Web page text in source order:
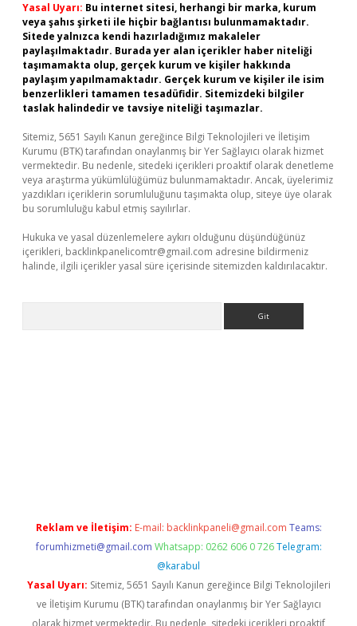
Yasal Uyarı: Bu internet sitesi, herhangi bir marka, kurum
veya şahıs şirketi ile hiçbir bağlantısı bulunmamaktadır.
Sitede yalnızca kendi hazırladığımız makaleler
paylaşılmaktadır. Burada yer alan içerikler haber niteliği
taşımamakta olup, gerçek kurum ve kişiler hakkında
paylaşım yapılmamaktadır. Gerçek kurum ve kişiler ile isim
benzerlikleri tamamen tesadüfidir. Sitemizdeki bilgiler
taslak halindedir ve tavsiye niteliği taşımazlar.
Sitemiz, 5651 Sayılı Kanun gereğince Bilgi Teknolojileri ve İletişim
Kurumu (BTK) tarafından onaylanmış bir Yer Sağlayıcı olarak hizmet
vermektedir. Bu nedenle, sitedeki içerikleri proaktif olarak denetleme
veya araştırma yükümlülüğümüz bulunmamaktadır. Ancak, üyelerimiz
yazdıkları içeriklerin sorumluluğunu taşımakta olup, siteye üye olarak
bu sorumluluğu kabul etmiş sayılırlar.
Hukuka ve yasal düzenlemelere aykırı olduğunu düşündüğünüz
içerikleri, backlinkpanelicomtr@gmail.com adresine bildirmeniz
halinde, ilgili içerikler yasal süre içerisinde sitemizden kaldırılacaktır.
Reklam ve İletişim: E-mail: backlinkpaneli@gmail.com Teams:
forumhizmeti@gmail.com Whatsapp: 0262 606 0 726 Telegram:
@karabul
Yasal Uyarı: Sitemiz, 5651 Sayılı Kanun gereğince Bilgi Teknolojileri
ve İletişim Kurumu (BTK) tarafından onaylanmış bir Yer Sağlayıcı
olarak hizmet vermektedir. Bu nedenle, sitedeki içerikleri proaktif